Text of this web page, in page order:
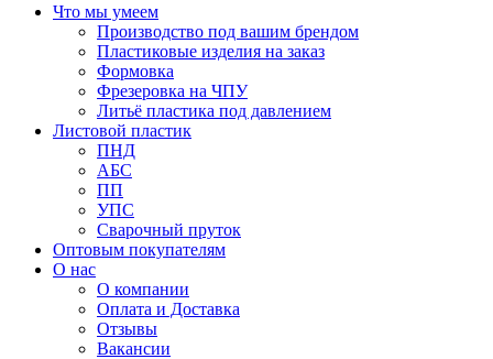
Что мы умеем
Производство под вашим брендом
Пластиковые изделия на заказ
Формовка
Фрезеровка на ЧПУ
Литьё пластика под давлением
Листовой пластик
ПНД
АБС
ПП
УПС
Сварочный пруток
Оптовым покупателям
О нас
О компании
Оплата и Доставка
Отзывы
Вакансии